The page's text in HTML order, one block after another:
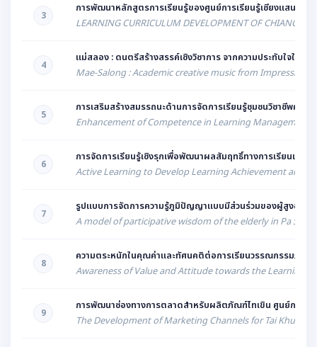
3
การพัฒนาหลักสูตรการเรียนรู้ของศูนย์การเรียนรู้เชียงแสน มหา
LEARNING CURRICULUM DEVELOPMENT OF CHIANG
4
แม่สลอง : ดนตรีสร้างสรรค์เชิงวิชาการ จากความประทับใจใน
Mae-Salong : Academic creative music from Impression
5
การเสริมสร้างสมรรถนะด้านการจัดการเรียนรู้ชุมชนวิชาชีพครู
Enhancement of Competence in Learning Management
6
การจัดการเรียนรู้เชิงรุกเพื่อพัฒนาผลสัมฤทธิ์ทางการเรียนและ
Active Learning to Develop Learning Achievement and
7
รูปแบบการจัดการความรู้ภูมิปัญญาแบบมีส่วนร่วมของผู้สูงอายุใน
A model of participative wisdom of the elderly in Pa
8
ความตระหนักในคุณค่าและทัศนคติต่อการเรียนวรรณกรรมภา
Awareness of Value and Attitude towards the Learning
9
การพัฒนาช่องทางการตลาดสำหรับผลิตภัณฑ์ไทเขิน ศูนย์การเรี
The Development of Marketing Channels for Tai Khun